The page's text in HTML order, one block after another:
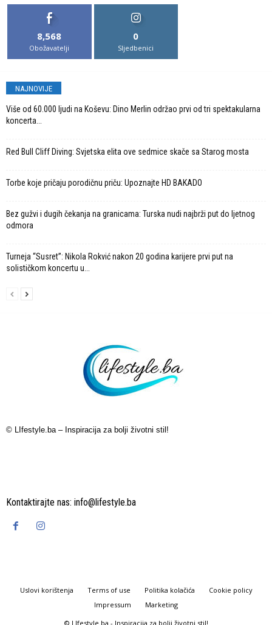
8,568
Obožavatelji
0
Sljedbenici
NAJNOVIJE
Više od 60.000 ljudi na Koševu: Dino Merlin održao prvi od tri spektakularna
koncerta...
Red Bull Cliff Diving: Svjetska elita ove sedmice skače sa Starog mosta
Torbe koje pričaju porodičnu priču: Upoznajte HD BAKADO
Bez gužvi i dugih čekanja na granicama: Turska nudi najbrži put do ljetnog
odmora
Turneja “Susret”: Nikola Rokvić nakon 20 godina karijere prvi put na
solističkom koncertu u...
© LIfestyle.ba – Inspiracija za bolji životni stil!
Kontaktirajte nas: info@lifestyle.ba
Uslovi korištenja Terms of use Politika kolačića
Cookie policy
Impressum
Marketing
© LIfestyle.ba - Inspiracija za bolji životni stil!